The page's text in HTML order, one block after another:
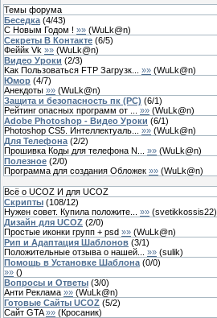
Темы форума
Беседка (4/43)
С Новым Годом ! »» (WuLk@n)
Секреты В Контакте (6/5)
Феййк Vk »» (WuLk@n)
Видео Уроки (2/3)
Kак Пользоваться FTP Загрузк...
»» (WuLk@n)
Юмор (4/7)
Анекдоты »» (WuLk@n)
Защита и безопасность пк (PC) (6/1)
Рейтинг опасных программ от ...
»» (WuLk@n)
Adobe Photoshop - Видео Уроки (6/1)
Photoshop CS5. Интеллектуаль...
»» (WuLk@n)
Для Телефона (2/2)
Прошивка Коды для телефона N...
»» (WuLk@n)
Полезное (2/0)
Программа для создания Обложек »» (WuLk@n)
Всё о UCOZ И для UCOZ
Скрипты (108/12)
Нужен совет. Купила положите...
»» (svetikkossis22)
Дизайн для UCOZ (2/0)
Простые иконки групп + psd »» (WuLk@n)
Рип и Адаптация Шаблонов (3/1)
Положительные отзыва о нашей...
»» (sulik)
Помощь в Установке Шаблона (0/0)
»» ()
Вопросы и Ответы (3/0)
Анти Реклама »» (WuLk@n)
Готовые Сайты UCOZ (5/2)
Сайт GTA »» (Кросаник)